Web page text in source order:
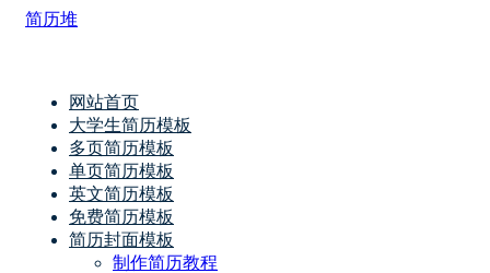
简历堆
网站首页
大学生简历模板
多页简历模板
单页简历模板
英文简历模板
免费简历模板
简历封面模板
制作简历教程